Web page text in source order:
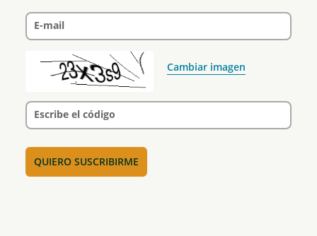
E-mail
Cambiar imagen
Escribe el código